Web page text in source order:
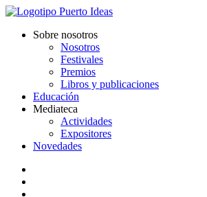
Sobre nosotros
Nosotros
Festivales
Premios
Libros y publicaciones
Educación
Mediateca
Actividades
Expositores
Novedades